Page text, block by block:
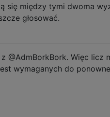
się między tymi dwoma
głosować.
@AdmBorkBork. Więc licz
wymaganych do